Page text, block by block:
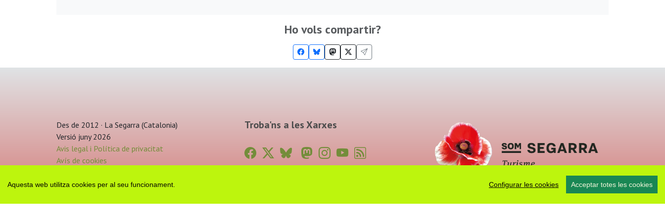
Aquesta web utilitza cookies per al seu funcionament. Configurar les cookies Acceptar totes les cookies
Ho vols compartir?
Des de 2012 · La Segarra (Catalonia)
Versió juny 2026
Avis legal i Política de privacitat
Avís de cookies
Mapa web| Contactar
Troba'ns a les Xarxes